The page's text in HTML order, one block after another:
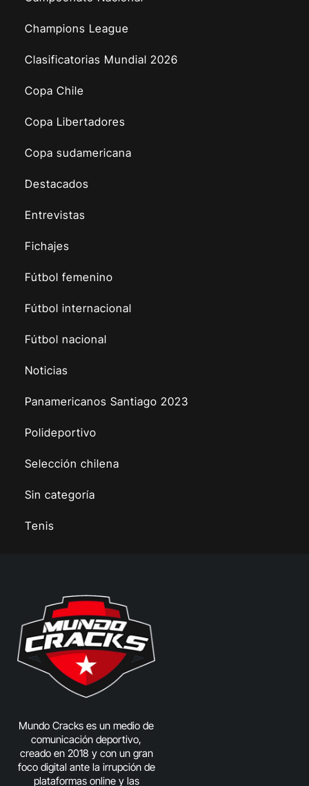
Champions League
Clasificatorias Mundial 2026
Copa Chile
Copa Libertadores
Copa sudamericana
Destacados
Entrevistas
Fichajes
Fútbol femenino
Fútbol internacional
Fútbol nacional
Noticias
Panamericanos Santiago 2023
Polideportivo
Selección chilena
Sin categoría
Tenis
Mundo Cracks es un medio de
comunicación deportivo,
creado en 2018 y con un gran
foco digital ante la irrupción de
plataformas online y las